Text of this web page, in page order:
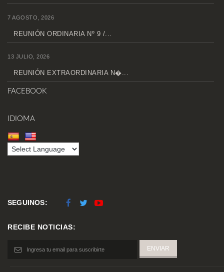
7 AGOSTO, 2026
REUNIÓN ORDINARIA Nº 9 /...
13 JULIO, 2026
REUNIÓN EXTRAORDINARIA N�...
FACEBOOK
IDIOMA
SEGUINOS:
RECIBE NOTICIAS: